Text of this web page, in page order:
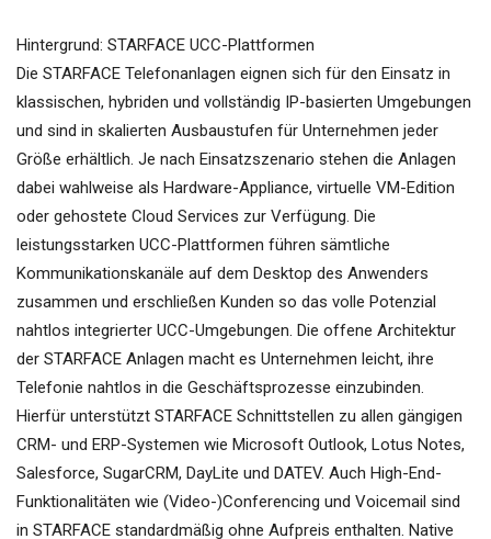
Hintergrund: STARFACE UCC-Plattformen
Die STARFACE Telefonanlagen eignen sich für den Einsatz in
klassischen, hybriden und vollständig IP-basierten Umgebungen
und sind in skalierten Ausbaustufen für Unternehmen jeder
Größe erhältlich. Je nach Einsatzszenario stehen die Anlagen
dabei wahlweise als Hardware-Appliance, virtuelle VM-Edition
oder gehostete Cloud Services zur Verfügung. Die
leistungsstarken UCC-Plattformen führen sämtliche
Kommunikationskanäle auf dem Desktop des Anwenders
zusammen und erschließen Kunden so das volle Potenzial
nahtlos integrierter UCC-Umgebungen. Die offene Architektur
der STARFACE Anlagen macht es Unternehmen leicht, ihre
Telefonie nahtlos in die Geschäftsprozesse einzubinden.
Hierfür unterstützt STARFACE Schnittstellen zu allen gängigen
CRM- und ERP-Systemen wie Microsoft Outlook, Lotus Notes,
Salesforce, SugarCRM, DayLite und DATEV. Auch High-End-
Funktionalitäten wie (Video-)Conferencing und Voicemail sind
in STARFACE standardmäßig ohne Aufpreis enthalten. Native